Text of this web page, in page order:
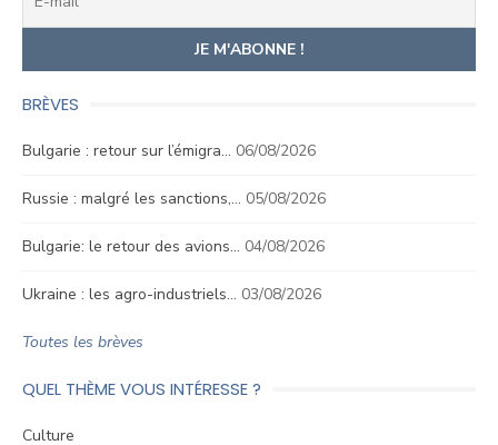
BRÈVES
Bulgarie : retour sur l’émigra… 06/08/2026
Russie : malgré les sanctions,… 05/08/2026
Bulgarie: le retour des avions… 04/08/2026
Ukraine : les agro-industriels… 03/08/2026
Toutes les brèves
QUEL THÈME VOUS INTÉRESSE ?
Culture